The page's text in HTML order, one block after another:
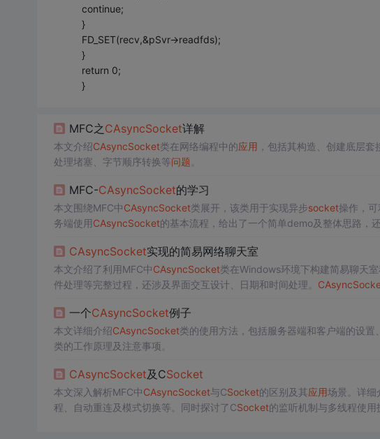
continue;
}
FD_SET(recv,&pSvr->readfds);
}
return 0;
}
MFC之 CAsyncSocket详解
本文介绍CAsyncSocket类在网络编程中的应用 ，包括其构造、创建底层
处理堵塞、字节顺序转换等问题
MFC-CAsyncSocket的学习
本文围绕MFC中CAsyncSocket类展开，该类用于实现异步socket操作，
务端使用CAsyncSocket的基本流程，给出了一个简单demo及整体思路，
CAsyncSocket实现的简易网络聊天室
本文介绍了利用MFC中CAsyncSocket类在Windows环境下构建简易聊天
件处理等完整过程，还涉及界面交互设计、日期和时间处理。 CAsync
一个CAsyncSocket例子
本文详细介绍CAsyncSocket类的使用方法，包括服务器端和客户端的设
类的工作原理及注意事项。
CAsyncSocket及CSocket
本文深入解析MFC中CAsyncSocket与CSocket的区别及其应用场景。详细
程、自动重连及模式切换等。同时探讨了CSocket的监听机制与多线程使用